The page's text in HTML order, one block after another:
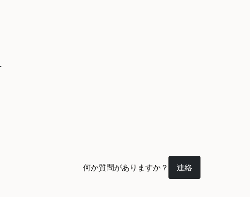
何か質問がありますか？ 連絡